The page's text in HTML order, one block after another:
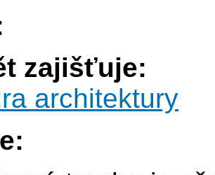
zajišťuje:
architektury